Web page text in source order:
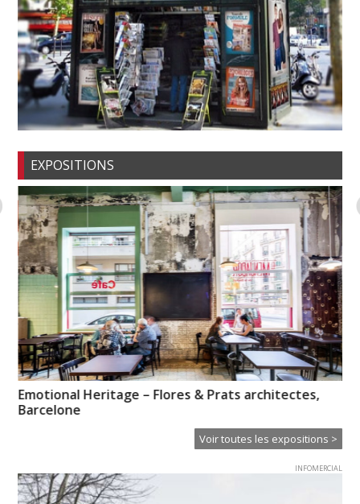
EXPOSITIONS
Emotional Heritage – Flores & Prats architectes,
Barcelone
Voir toutes les expositions >
INFOMERCIAL